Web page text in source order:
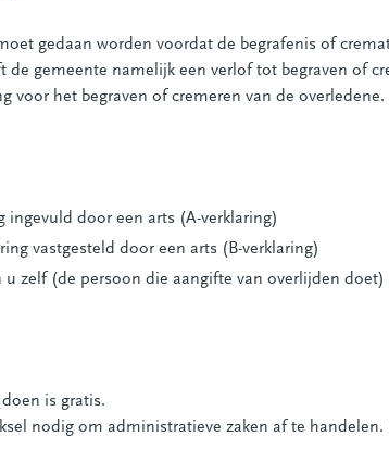
gedaan worden voordat de begrafenis of
de gemeente namelijk een verlof tot begraven of
voor het begraven of cremeren van de overledene.
ingevuld door een arts (A-verklaring)
vastgesteld door een arts (B-verklaring)
u zelf (de persoon die aangifte van overlijden doet)
is gratis.
nodig om administratieve zaken af te handelen.